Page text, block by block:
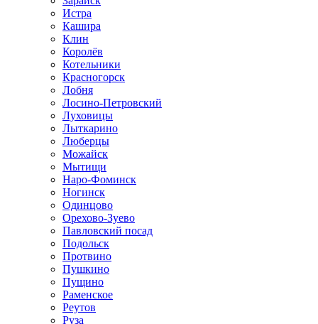
Истра
Кашира
Клин
Королёв
Котельники
Красногорск
Лобня
Лосино-Петровский
Луховицы
Лыткарино
Люберцы
Можайск
Мытищи
Наро-Фоминск
Ногинск
Одинцово
Орехово-Зуево
Павловский посад
Подольск
Протвино
Пушкино
Пущино
Раменское
Реутов
Руза